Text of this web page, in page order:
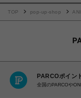
TOP pop-up-shop
PARCOポイン
全国のPARCOや